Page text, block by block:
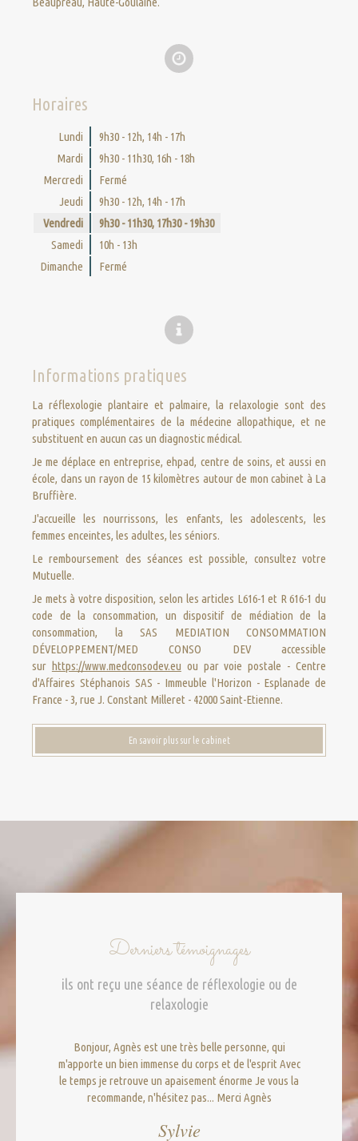
Horaires
Lundi 9h30 - 12h, 14h - 17h
Mardi
9h30 - 11h30, 16h - 18h
Mercredi
Fermé
Jeudi
9h30 - 12h, 14h - 17h
Vendredi
9h30 - 11h30, 17h30 - 19h30
Samedi
10h - 13h
Dimanche
Fermé
Informations pratiques
La réflexologie plantaire et palmaire, la relaxologie sont des
pratiques complémentaires de la médecine allopathique, et ne
substituent en aucun cas un diagnostic médical.
Je me déplace en entreprise, ehpad, centre de soins, et aussi en
école, dans un rayon de 15 kilomètres autour de mon cabinet à La
Bruffière.
J'accueille les nourrissons, les enfants, les adolescents, les
femmes enceintes, les adultes, les séniors.
Le remboursement des séances est possible, consultez votre
Mutuelle.
Je mets à votre disposition, selon les articles L616-1 et R 616-1 du
code de la consommation, un dispositif de médiation de la
consommation, la SAS MEDIATION CONSOMMATION
DÉVELOPPEMENT/MED CONSO DEV accessible
sur https://www.medconsodev.eu ou par voie postale - Centre
d'Affaires Stéphanois SAS - Immeuble l'Horizon - Esplanade de
France - 3, rue J. Constant Milleret - 42000 Saint-Etienne.
En savoir plus sur le cabinet
Derniers témoignages
ils ont reçu une séance de réflexologie ou de
relaxologie
Bonjour, Agnès est une très belle personne, qui
m'apporte un bien immense du corps et de l'esprit Avec
le temps je retrouve un apaisement énorme Je vous la
recommande, n'hésitez pas... Merci Agnès
Sylvie